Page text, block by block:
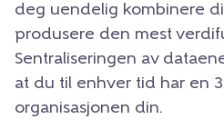
deg uendelig kombinere
produsere den mest
Sentraliseringen av
at du til enhver tid har en
organisasjonen din.